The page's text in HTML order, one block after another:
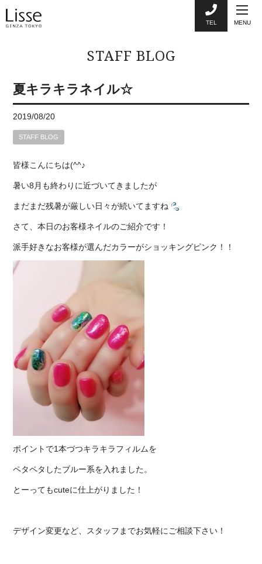
TEL MENU
STAFF BLOG
夏キラキラネイル☆
2019/08/20
STAFF BLOG
皆様こんにちは(^^♪
暑い8月も終わりに近づいてきましたが
まだまだ残暑が厳しい日々が続いてますね
さて、本日のお客様ネイルのご紹介です！
派手好きなお客様が選んだカラーがショッキングピンク！！
ポイントで1本づつキラキラフィルムを
ペタペタしたブルー系を入れました。
とーってもcuteに仕上がりました！
デザイン変更など、スタッフまでお気軽にご相談下さい！